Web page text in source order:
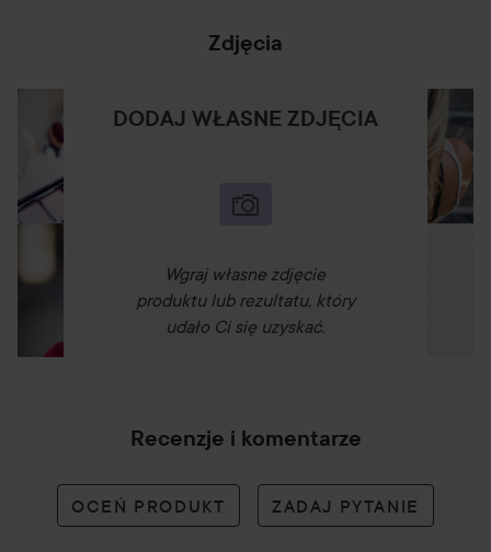
Zdjęcia
DODAJ WŁASNE ZDJĘCIA
Wgraj własne zdjęcie
produktu lub rezultatu, który
udało Ci się uzyskać.
Recenzje i komentarze
OCEŃ PRODUKT ZADAJ PYTANIE